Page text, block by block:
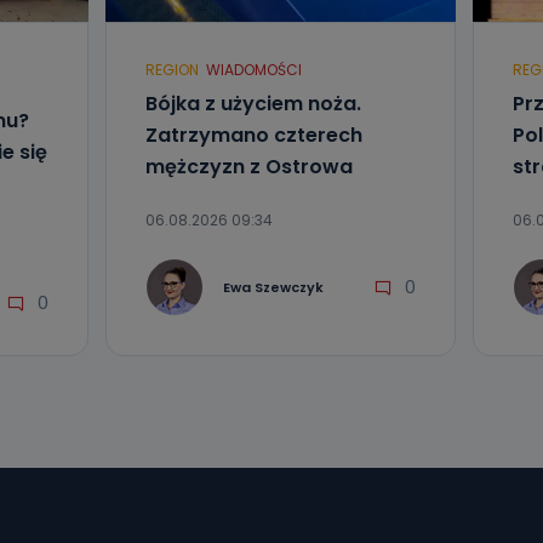
od
żądania
się
0
REGION WIADOMOŚCI
Bójka z użyciem noża.
Zatrzymano czterech
mężczyzn z Ostrowa
06.08.2026 09:34
Ewa Szewczyk 0